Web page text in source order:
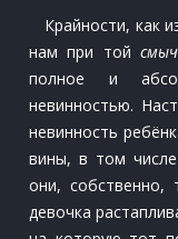
Крайности, как
нам при той
полное и
невинностью.
невинность
вины, в том
они, собственно,
девочка